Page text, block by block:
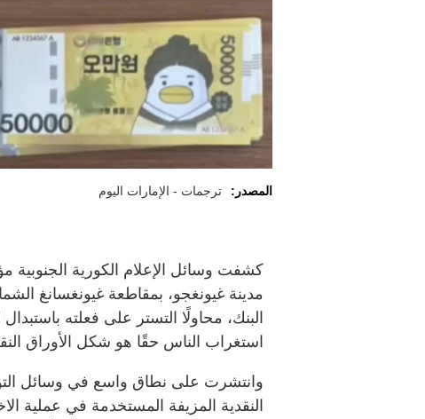
المصدر: ترجمات - الإمارات اليوم
كشفت وسائل الإعلام الكورية الجنوبية
مدينة غيونغجو، بمقاطعة غيونغسانغ
البنك، محاولًا التستر على فعلته
استغراب الناس حقًا هو شكل الأوراق
وانتشرت على نطاق واسع في وسائل
النقدية المزيفة المستخدمة في عملية